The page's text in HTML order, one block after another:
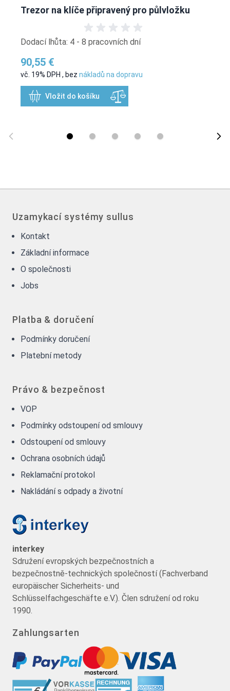
Trezor na klíče připravený pro půlvložku
Dodací lhůta: 4 - 8 pracovních dní
90,55 €
vč. 19% DPH , bez nákladů na dopravu
Vložit do košíku
Uzamykací systémy sullus
Kontakt
Základní informace
O společnosti
Jobs
Platba & doručení
Podmínky doručení
Platební metody
Právo & bezpečnost
VOP
Podmínky odstoupení od smlouvy
Odstoupení od smlouvy
Ochrana osobních údajů
Reklamační protokol
Nakládání s odpady a životní
interkey
Sdružení evropských bezpečnostních a
bezpečnostně-technických společností (Fachverband
europäischer Sicherheits- und
Schlüsselfachgeschäfte e.V.). Člen sdružení od roku
1990.
Zahlungsarten